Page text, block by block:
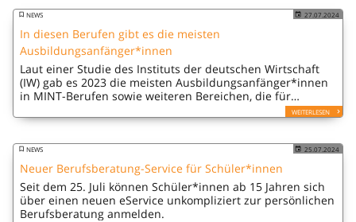
NEWS 27.07.2024
In diesen Berufen gibt es die meisten
Ausbildungsanfänger*innen
Laut einer Studie des Instituts der deutschen Wirtschaft
(IW) gab es 2023 die meisten Ausbildungsanfänger*innen
in MINT-Berufen sowie weiteren Bereichen, die für
Digitalisierung und ökologische Transformation zentral
sind.
WEITERLESEN
NEWS 25.07.2024
Neuer Berufsberatung-Service für Schüler*innen
Seit dem 25. Juli können Schüler*innen ab 15 Jahren sich
über einen neuen eService unkompliziert zur persönlichen
Berufsberatung anmelden.